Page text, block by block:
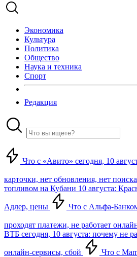
Экономика
Культура
Политика
Общество
Наука и техника
Спорт
Редакция
Что с «Авито» сегодня, 10
карточки, нет обновления, нет поиска
топливом на Кубани 10 августа:
Адлер, цены Что с Альфа-
проходят платежи, не работает
ВТБ сегодня, 10 августа: почему не
онлайн-сервисы, сбой
Что с